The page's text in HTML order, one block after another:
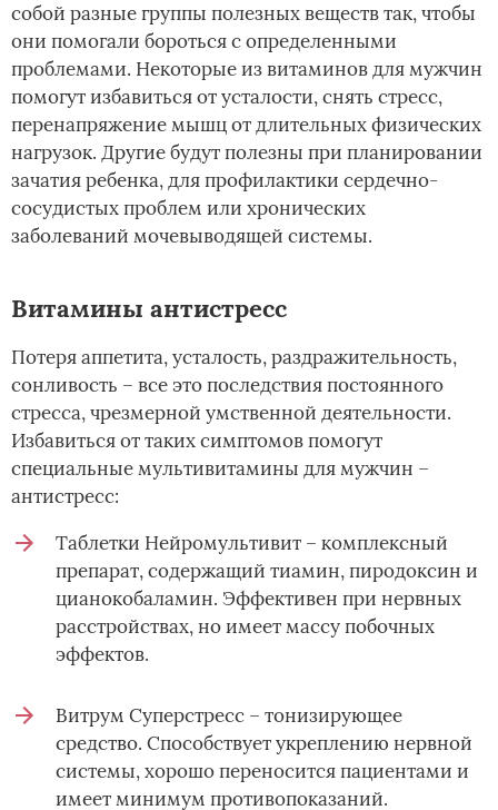
собой разные группы полезных веществ так, чтобы
они помогали бороться с определенными
проблемами. Некоторые из витаминов для мужчин
помогут избавиться от усталости, снять стресс,
перенапряжение мышц от длительных физических
нагрузок. Другие будут полезны при планировании
зачатия ребенка, для профилактики сердечно-
сосудистых проблем или хронических
заболеваний мочевыводящей системы.
Витамины антистресс
Потеря аппетита, усталость, раздражительность,
сонливость – все это последствия постоянного
стресса, чрезмерной умственной деятельности.
Избавиться от таких симптомов помогут
специальные мультивитамины для мужчин –
антистресс:
Таблетки Нейромультивит – комплексный
препарат, содержащий тиамин, пиродоксин и
цианокобаламин. Эффективен при нервных
расстройствах, но имеет массу побочных
эффектов.
Витрум Суперстресс – тонизирующее
средство. Способствует укреплению нервной
системы, хорошо переносится пациентами и
имеет минимум противопоказаний.